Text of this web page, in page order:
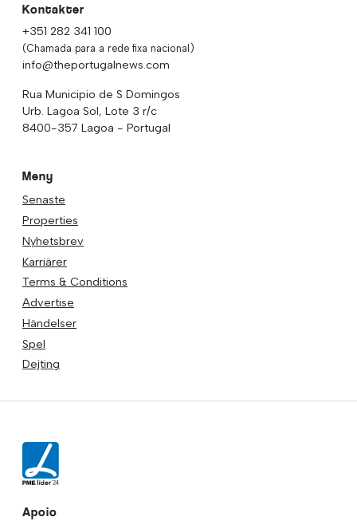
Kontakter
+351 282 341 100
(Chamada para a rede fixa nacional)
info@theportugalnews.com
Rua Municipio de S Domingos
Urb. Lagoa Sol, Lote 3 r/c
8400-357 Lagoa - Portugal
Meny
Senaste
Properties
Nyhetsbrev
Karriärer
Terms & Conditions
Advertise
Händelser
Spel
Dejting
Apoio